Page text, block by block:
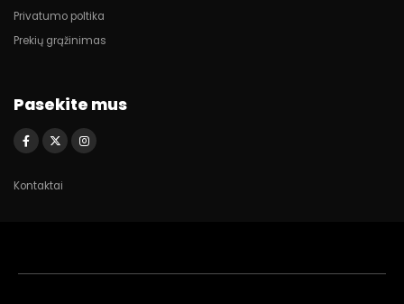
Privatumo poltika
Prekių grąžinimas
Pasekite mus
Kontaktai